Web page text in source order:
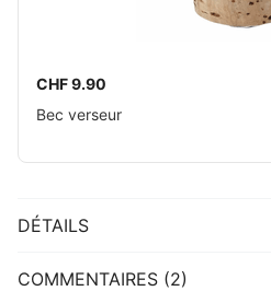
CHF 9.90
Bec verseur
DÉTAILS
COMMENTAIRES (2)